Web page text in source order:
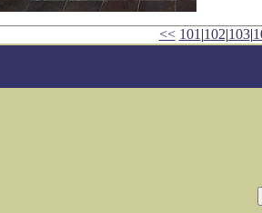
<< 101 |102|103|